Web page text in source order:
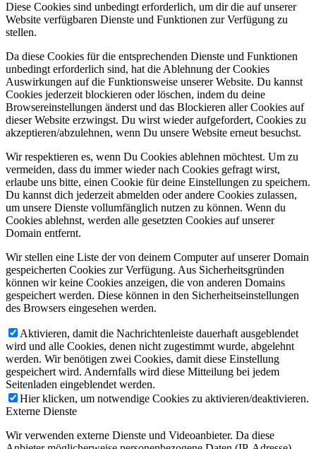
Diese Cookies sind unbedingt erforderlich, um dir die auf unserer
Website verfügbaren Dienste und Funktionen zur Verfügung zu
stellen.
Da diese Cookies für die entsprechenden Dienste und Funktionen
unbedingt erforderlich sind, hat die Ablehnung der Cookies
Auswirkungen auf die Funktionsweise unserer Website. Du kannst
Cookies jederzeit blockieren oder löschen, indem du deine
Browsereinstellungen änderst und das Blockieren aller Cookies auf
dieser Website erzwingst. Du wirst wieder aufgefordert, Cookies zu
akzeptieren/abzulehnen, wenn Du unsere Website erneut besuchst.
Wir respektieren es, wenn Du Cookies ablehnen möchtest. Um zu
vermeiden, dass du immer wieder nach Cookies gefragt wirst,
erlaube uns bitte, einen Cookie für deine Einstellungen zu speichern.
Du kannst dich jederzeit abmelden oder andere Cookies zulassen,
um unsere Dienste vollumfänglich nutzen zu können. Wenn du
Cookies ablehnst, werden alle gesetzten Cookies auf unserer
Domain entfernt.
Wir stellen eine Liste der von deinem Computer auf unserer Domain
gespeicherten Cookies zur Verfügung. Aus Sicherheitsgründen
können wir keine Cookies anzeigen, die von anderen Domains
gespeichert werden. Diese können in den Sicherheitseinstellungen
des Browsers eingesehen werden.
Aktivieren, damit die Nachrichtenleiste dauerhaft ausgeblendet
wird und alle Cookies, denen nicht zugestimmt wurde, abgelehnt
werden. Wir benötigen zwei Cookies, damit diese Einstellung
gespeichert wird. Andernfalls wird diese Mitteilung bei jedem
Seitenladen eingeblendet werden.
Hier klicken, um notwendige Cookies zu aktivieren/deaktivieren.
Externe Dienste
Wir verwenden externe Dienste und Videoanbieter. Da diese